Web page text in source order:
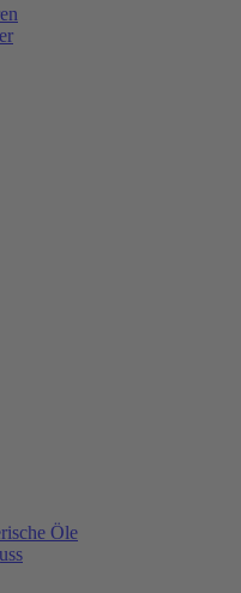
Öle